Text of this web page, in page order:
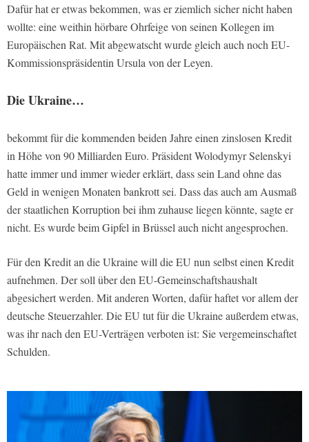
Dafür hat er etwas bekommen, was er ziemlich sicher nicht haben
wollte: eine weithin hörbare Ohrfeige von seinen Kollegen im
Europäischen Rat. Mit abgewatscht wurde gleich auch noch EU-
Kommissionspräsidentin Ursula von der Leyen.
Die Ukraine…
bekommt für die kommenden beiden Jahre einen zinslosen Kredit
in Höhe von 90 Milliarden Euro. Präsident Wolodymyr Selenskyi
hatte immer und immer wieder erklärt, dass sein Land ohne das
Geld in wenigen Monaten bankrott sei. Dass das auch am Ausmaß
der staatlichen Korruption bei ihm zuhause liegen könnte, sagte er
nicht. Es wurde beim Gipfel in Brüssel auch nicht angesprochen.
Für den Kredit an die Ukraine will die EU nun selbst einen Kredit
aufnehmen. Der soll über den EU-Gemeinschaftshaushalt
abgesichert werden. Mit anderen Worten, dafür haftet vor allem der
deutsche Steuerzahler. Die EU tut für die Ukraine außerdem etwas,
was ihr nach den EU-Verträgen verboten ist: Sie vergemeinschaftet
Schulden.